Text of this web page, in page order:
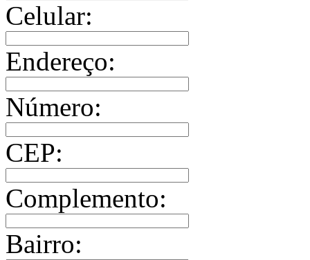
Celular:
Endereço:
Número:
CEP:
Complemento:
Bairro: